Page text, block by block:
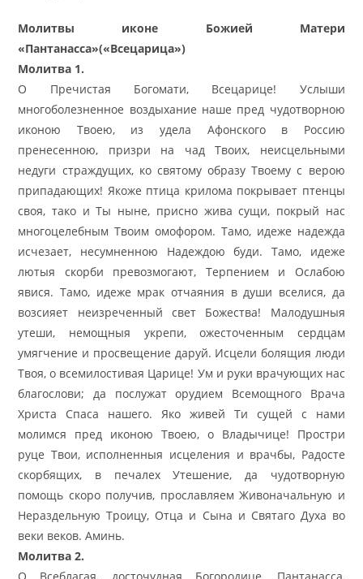
Молитвы иконе Божией Матери
«Пантанасса»(«Всецарица»)
Молитва 1.
О Пречистая Богомати, Всецарице! Услыши
многоболезненное воздыхание наше пред чудотворною
иконою Твоею, из удела Афонского в Россию
пренесенною, призри на чад Твоих, неисцельными
недуги страждущих, ко святому образу Твоему с верою
припадающих! Якоже птица крилома покрывает птенцы
своя, тако и Ты ныне, присно жива сущи, покрый нас
многоцелебным Твоим омофором. Тамо, идеже надежда
исчезает, несумненною Надеждою буди. Тамо, идеже
лютыя скорби превозмогают, Терпением и Ослабою
явися. Тамо, идеже мрак отчаяния в души вселися, да
возсияет неизреченный свет Божества! Малодушныя
утеши, немощныя укрепи, ожесточенным сердцам
умягчение и просвещение даруй. Исцели болящия люди
Твоя, о всемилостивая Царице! Ум и руки врачующих нас
благослови; да послужат орудием Всемощного Врача
Христа Спаса нашего. Яко живей Ти сущей с нами
молимся пред иконою Твоею, о Владычице! Простри
руце Твои, исполненныя исцеления и врачбы, Радосте
скорбящих, в печалех Утешение, да чудотворную
помощь скоро получив, прославляем Живоначальную и
Нераздельную Троицу, Отца и Сына и Святаго Духа во
веки веков. Аминь.
Молитва 2.